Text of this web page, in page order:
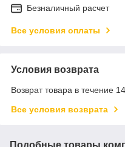
Безналичный расчет
Все условия оплаты
Условия возврата
Возврат товара в течение
Все условия возврата
Подобные товары